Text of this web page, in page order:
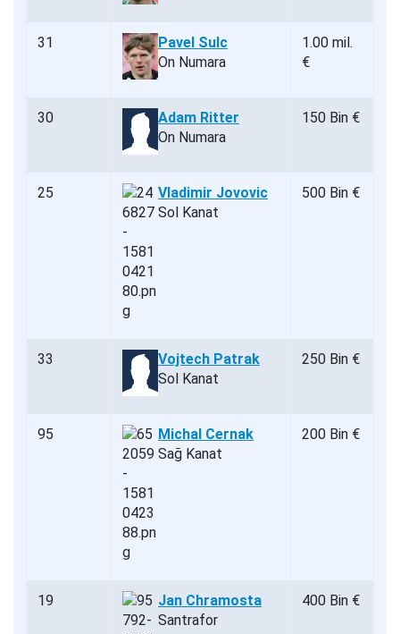
31
Pavel Sulc
On Numara
1.00 mil.
€
30
Adam Ritter
On Numara
150 Bin €
25
Vladimir Jovovic
Sol Kanat
500 Bin €
33
Vojtech Patrak
Sol Kanat
250 Bin €
95
Michal Cernak
Sağ Kanat
200 Bin €
19
Jan Chramosta
Santrafor
400 Bin €